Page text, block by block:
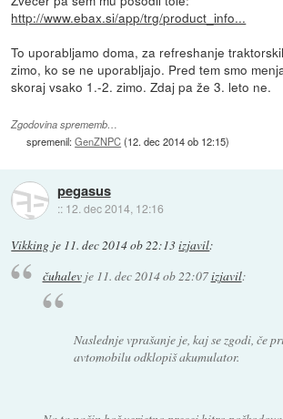
http://www.ebax.si/app/trg/product_info...
To uporabljamo doma, za refreshanje
zimo, ko se ne uporabljajo. Pred tem smo
skoraj vsako 1.-2. zimo. Zdaj pa že 3. leto ne.
Zgodovina sprememb…
spremenil:GenZNPC(12. dec 2014 ob 12:15)
pegasus
:: 12. dec 2014, 12:16
Vikking je 11. dec 2014 ob 22:13izjavil:
čuhalevje 11. dec 2014 ob 22:07izjavil:
Naslednje vprašanje je, kaj se zgodi, če
avtomobilu odklopiš akumulator.